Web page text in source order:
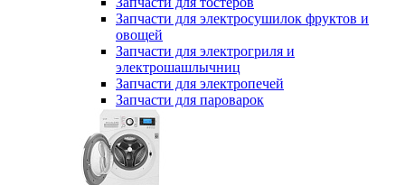
Запчасти для электросушилок фруктов и
овощей
Запчасти для электрогриля и
электрошашлычниц
Запчасти для электропечей
Запчасти для пароварок